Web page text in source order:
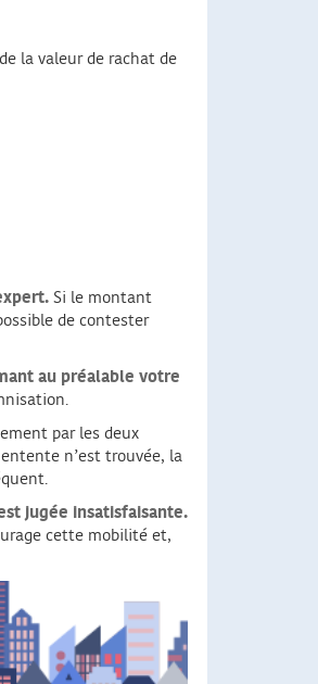
la valeur de rachat de
Si le montant
de contester
au préalable votre
par les deux
n’est trouvée, la
jugée insatisfaisante.
cette mobilité et,